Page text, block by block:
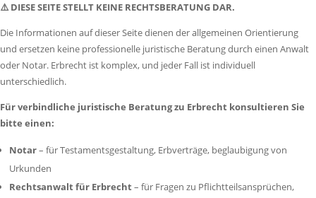
⚠️ DIESE SEITE STELLT KEINE RECHTSBERATUNG DAR.
Die Informationen auf dieser Seite dienen der allgemeinen Orientierung
und ersetzen keine professionelle juristische Beratung durch einen Anwalt
oder Notar. Erbrecht ist komplex, und jeder Fall ist individuell
unterschiedlich.
Für verbindliche juristische Beratung zu Erbrecht konsultieren Sie
bitte einen:
Notar– für Testamentsgestaltung, Erbverträge, beglaubigung von
Urkunden
Rechtsanwalt für Erbrecht– für Fragen zu Pflichtteilsansprüchen,